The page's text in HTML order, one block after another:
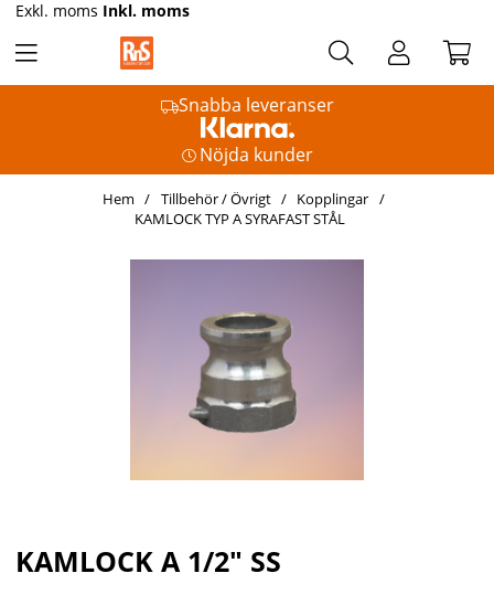
Snabba leveranser
Nöjda kunder
Exkl. moms Inkl. moms
Hem Tillbehör / Övrigt
Kopplingar
KAMLOCK TYP A SYRAFAST STÅL
KAMLOCK A 1/2" SS